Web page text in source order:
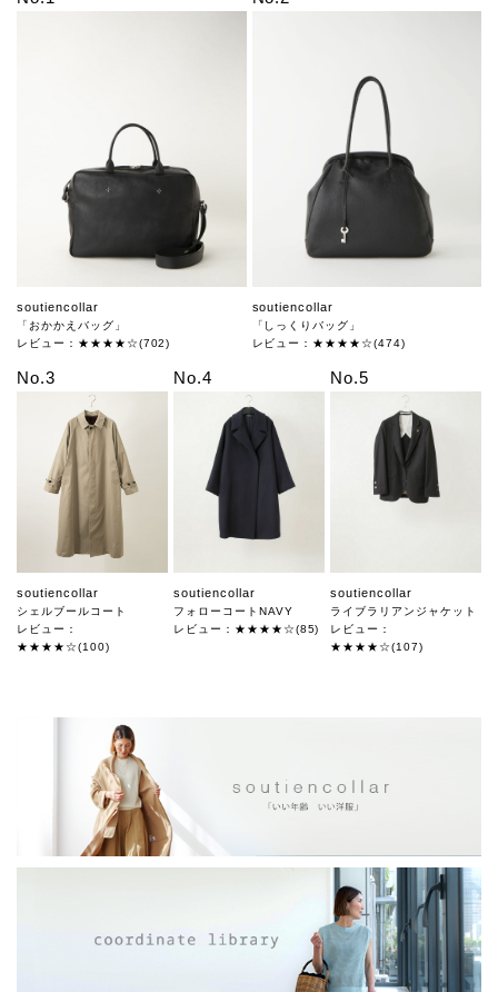
soutiencollar
「おかかえバッグ」
レビュー：★★★★☆(702)
soutiencollar
「しっくりバッグ」
レビュー：★★★★☆(474)
No.3
soutiencollar
シェルブールコート
レビュー：
★★★★☆(100)
No.4
soutiencollar
フォローコートNAVY
レビュー：★★★★☆(85)
No.5
soutiencollar
ライブラリアンジャケット
レビュー：
★★★★☆(107)